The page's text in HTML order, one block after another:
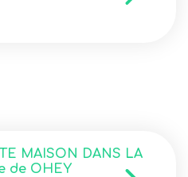
MAISON DANS LA
de OHEY